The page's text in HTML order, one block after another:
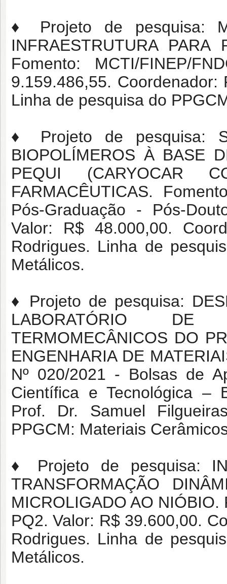
♦ Projeto de pesquisa:
INFRAESTRUTURA
Fomento: MCTI/FINEP/
9.159.486,55.
Linha de pesquisa do
♦ Projeto de pesquisa:
BIOPOLÍMEROS À BASE
PEQUI (CARYOCAR
FARMACÊUTICAS.
Pós-Graduação - Pós-
Valor: R$ 48.000,00.
Rodrigues. Linha de
Metálicos.
♦ Projeto de pesquisa:
LABORATÓRIO
TERMOMECÂNICOS DO
ENGENHARIA DE
Nº 020/2021 - Bolsas de
Científica e Tecnológica –
Prof. Dr. Samuel
PPGCM: Materiais
♦ Projeto de pesquisa:
TRANSFORMAÇÃO
MICROLIGADO AO
PQ2. Valor: R$ 39.600,00.
Rodrigues. Linha de
Metálicos.